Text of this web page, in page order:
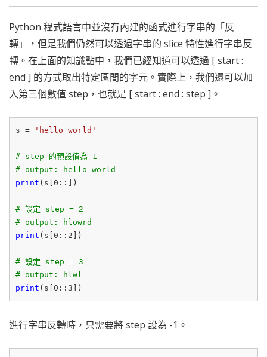
Python 程式語言中並沒有內建的函式進行字串的「反
轉」，但是我們仍然可以透過字串的 slice 特性進行字串反
轉。在上面的知識點中，我們已經知道可以透過 [ start :
end ] 的方式取出特定區間的字元。實際上，我們還可以加
入第三個數值 step，也就是 [ start : end : step ]。
s = 'hello world'
# step 的預設值為 1
# output: hello world
print (s[ 0 ::])
# 設定 step = 2
# output: hlowrd
print (s[ 0 :: 2 ])
# 設定 step = 3
# output: hlwl
print (s[ 0 :: 3
進行字串反轉時，只需要將 step 設為 -1。